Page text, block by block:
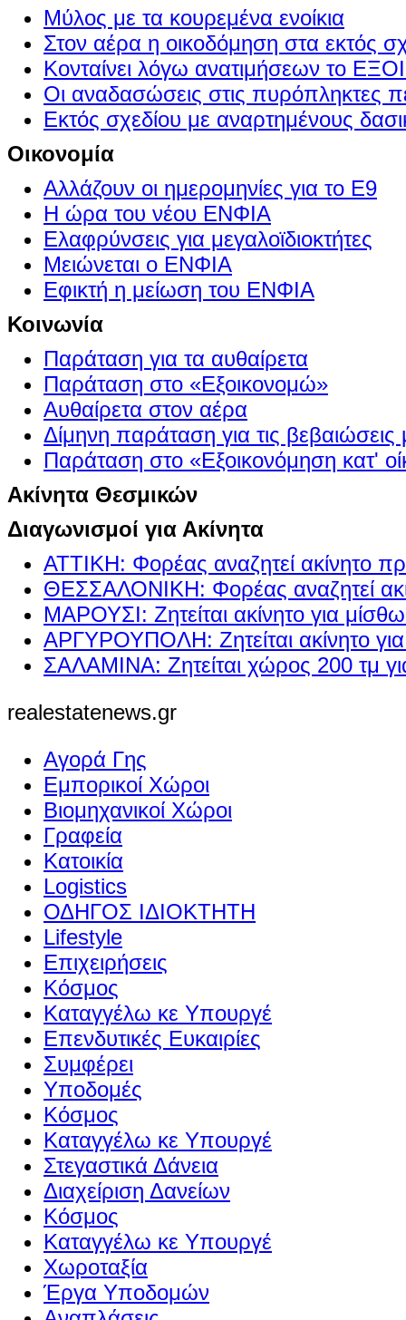
Μύλος με τα κουρεμένα ενοίκια
Στον αέρα η οικοδόμηση στα εκτός
Κονταίνει λόγω ανατιμήσεων το
Οι αναδασώσεις στις πυρόπληκτες
Εκτός σχεδίου με αναρτημένους
Οικονομία
Αλλάζουν οι ημερομηνίες για το Ε9
Η ώρα του νέου ΕΝΦΙΑ
Ελαφρύνσεις για μεγαλοϊδιοκτήτες
Μειώνεται ο ΕΝΦΙΑ
Εφικτή η μείωση του ΕΝΦΙΑ
Κοινωνία
Παράταση για τα αυθαίρετα
Παράταση στο «Εξοικονομώ»
Αυθαίρετα στον αέρα
Δίμηνη παράταση για τις βεβαιώσεις
Παράταση στο «Εξοικονόμηση κατ'
Ακίνητα Θεσμικών
Διαγωνισμοί για Ακίνητα
ΑΤΤΙΚΗ: Φορέας αναζητεί ακίνητο
ΘΕΣΣΑΛΟΝΙΚΗ: Φορέας αναζητεί
ΜΑΡΟΥΣΙ: Ζητείται ακίνητο για
ΑΡΓΥΡΟΥΠΟΛΗ: Ζητείται ακίνητο
ΣΑΛΑΜΙΝΑ: Ζητείται χώρος 200 τμ
realestatenews.gr
Αγορά Γης
Εμπορικοί Χώροι
Βιομηχανικοί Χώροι
Γραφεία
Κατοικία
Logistics
ΟΔΗΓΟΣ ΙΔΙΟΚΤΗΤΗ
Lifestyle
Επιχειρήσεις
Κόσμος
Καταγγέλω κε Υπουργέ
Επενδυτικές Ευκαιρίες
Συμφέρει
Υποδομές
Κόσμος
Καταγγέλω κε Υπουργέ
Στεγαστικά Δάνεια
Διαχείριση Δανείων
Κόσμος
Καταγγέλω κε Υπουργέ
Χωροταξία
Έργα Υποδομών